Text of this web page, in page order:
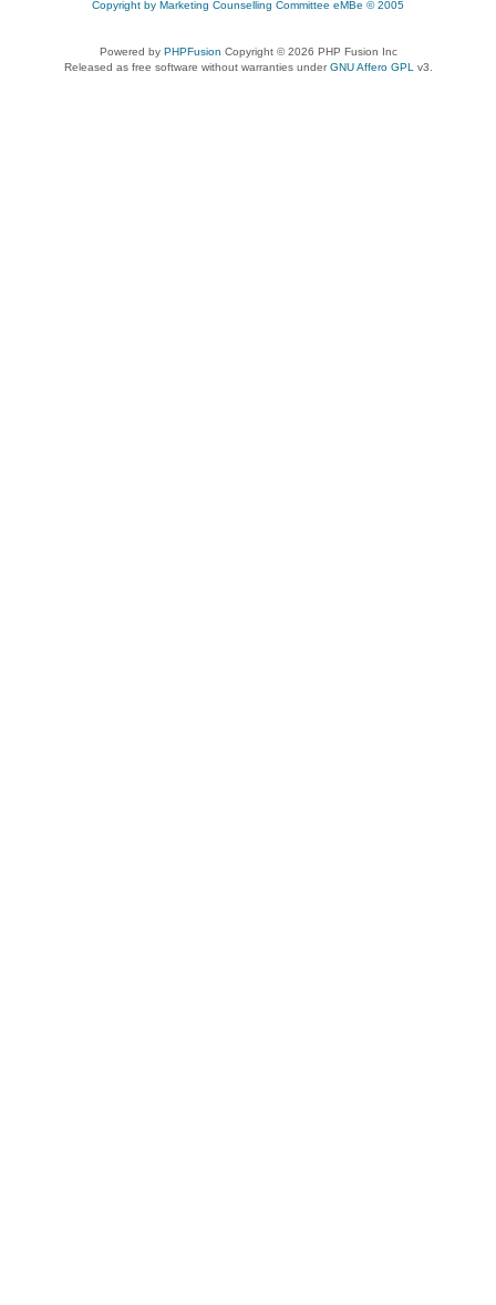
Copyright by Marketing Counselling Committee eMBe © 2005
Powered by PHPFusion Copyright © 2026 PHP Fusion Inc
Released as free software without warranties underGNU Affero GPL v3.